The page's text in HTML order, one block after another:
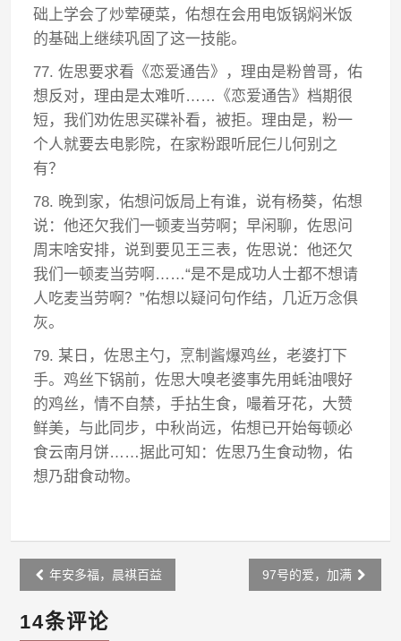
础上学会了炒荤硬菜，佑想在会用电饭锅焖米饭
的基础上继续巩固了这一技能。
77. 佐思要求看《恋爱通告》，理由是粉曾哥，佑
想反对，理由是太难听……《恋爱通告》档期很
短，我们劝佐思买碟补看，被拒。理由是，粉一
个人就要去电影院，在家粉跟听屁仨儿何别之
有？
78. 晚到家，佑想问饭局上有谁，说有杨葵，佑想
说：他还欠我们一顿麦当劳啊；早闲聊，佐思问
周末啥安排，说到要见王三表，佐思说：他还欠
我们一顿麦当劳啊……“是不是成功人士都不想请
人吃麦当劳啊？”佑想以疑问句作结，几近万念俱
灰。
79. 某日，佐思主勺，烹制酱爆鸡丝，老婆打下
手。鸡丝下锅前，佐思大嗅老婆事先用蚝油喂好
的鸡丝，情不自禁，手拈生食，嘬着牙花，大赞
鲜美，与此同步，中秋尚远，佑想已开始每顿必
食云南月饼……据此可知：佐思乃生食动物，佑
想乃甜食动物。
Post
navigation
年安多福，晨祺百益 97号的爱，加满
14条评论